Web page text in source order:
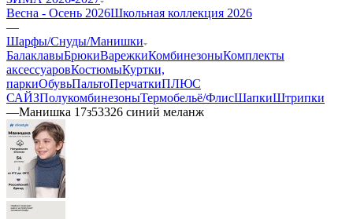
Весна - Осень 2026Школьная коллекция 2026
—
Шарфы/Снуды/Манишки
БалаклавыБрюкиВарежкиКомбинезоныКомплекты
аксессуаровКостюмыКуртки,
паркиОбувьПальтоПерчаткиПЛЮС
САЙЗПолукомбинезоныТермобельё/ФлисШапкиШтрипки
—Манишка 17з53326 синий меланж